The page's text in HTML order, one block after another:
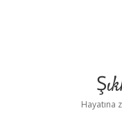
Hayatına